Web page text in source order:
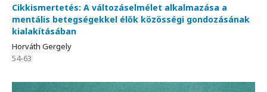
Cikkismertetés: A változáselmélet alkalmazása a
mentális betegségekkel élők közösségi gondozásának
kialakításában
Horváth Gergely
54-63